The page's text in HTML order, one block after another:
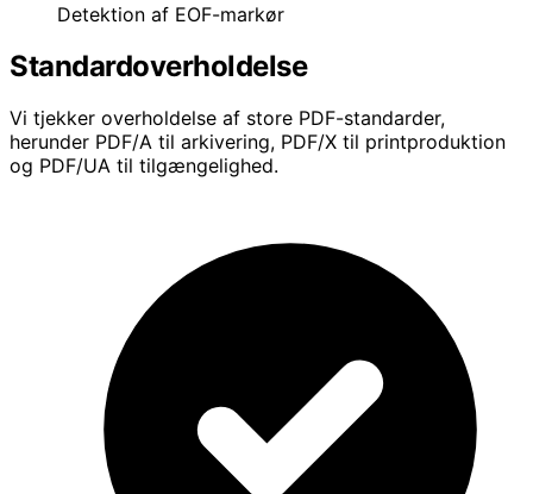
Detektion af EOF-markør
Standardoverholdelse
Vi tjekker overholdelse af store PDF-standarder,
herunder PDF/A til arkivering, PDF/X til printproduktion
og PDF/UA til tilgængelighed.